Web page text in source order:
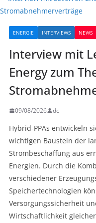
ENERGIE INTERVIEWS NEWS
Interview mit
Energy zum
09/08/2026 dc
Hybrid-PPAs entwickeln
wichtigen Baustein der
Strombeschaffung aus
Energien. Durch die
verschiedener
Speichertechnologien
Versorgungssicherheit
Wirtschaftlichkeit